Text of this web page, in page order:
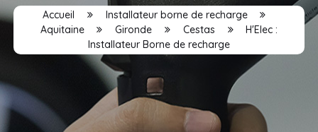
Accueil
Installateur borne de recharge
Aquitaine
Gironde Cestas
H'Elec :
Installateur Borne de recharge